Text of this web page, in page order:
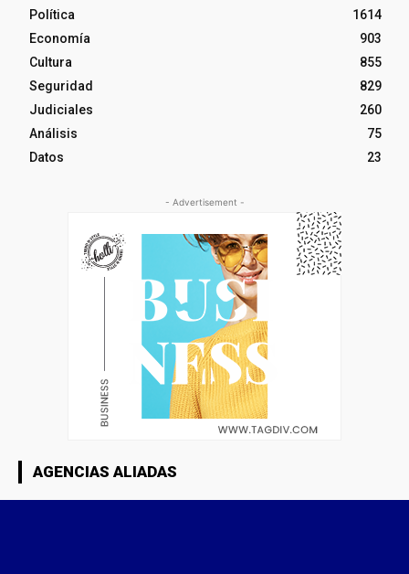
Política
1614
Economía
903
Cultura
855
Seguridad
829
Judiciales
260
Análisis
75
Datos
23
- Advertisement -
AGENCIAS ALIADAS